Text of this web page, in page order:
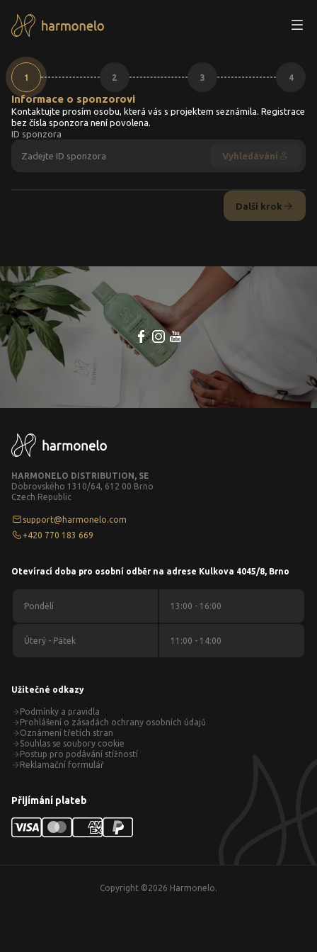
1 2 3 4
Informace o sponzorovi
Kontaktujte prosím osobu, která vás s projektem seznámila. Registrace
bez čísla sponzora není povolena.
ID sponzora
Vyhledávání
Další krok
HARMONELO DISTRIBUTION, SE
Dobrovského 1310/64, 612 00 Brno
Czech Republic
support@harmonelo.com
+420 770 183 669
Otevírací doba pro osobní odběr na adrese Kulkova 4045/8, Brno
Pondělí 13:00 - 16:00
Úterý - Pátek 11:00 - 14:00
Užitečné odkazy
Podmínky a pravidla
Prohlášení o zásadách ochrany osobních údajů
Oznámení třetích stran
Souhlas se soubory cookie
Postup pro podávání stížností
Reklamační formulář
Přijímání plateb
Copyright ©2026 Harmonelo.